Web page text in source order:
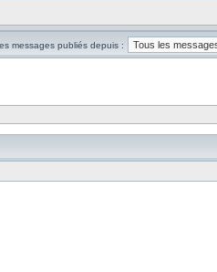
messages publiés depuis :